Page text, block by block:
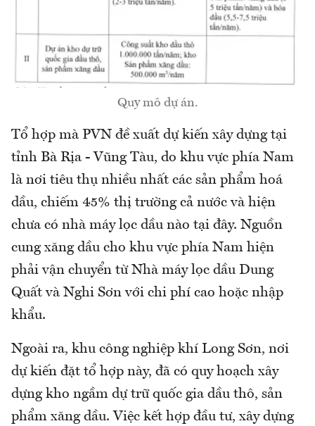
Quy mô dự án.
Tổ hợp mà PVN đề xuất dự kiến xây dựng tại
tỉnh Bà Rịa - Vũng Tàu, do khu vực phía Nam
là nơi tiêu thụ nhiều nhất các sản phẩm hoá
dầu, chiếm 45% thị trường cả nước và hiện
chưa có nhà máy lọc dầu nào tại đây. Nguồn
cung xăng dầu cho khu vực phía Nam hiện
phải vận chuyển từ Nhà máy lọc dầu Dung
Quất và Nghi Sơn với chi phí cao hoặc nhập
khẩu.
Ngoài ra, khu công nghiệp khí Long Sơn, nơi
dự kiến đặt tổ hợp này, đã có quy hoạch xây
dựng kho ngầm dự trữ quốc gia dầu thô, sản
phẩm xăng dầu. Việc kết hợp đầu tư, xây dựng